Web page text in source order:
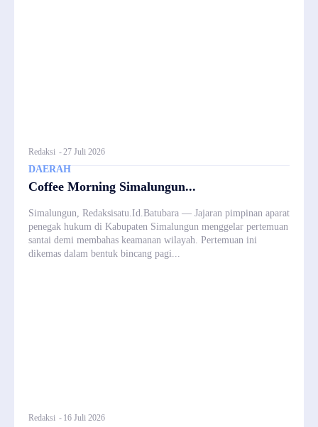
Redaksi -27 Juli 2026
DAERAH
Coffee Morning Simalungun...
Simalungun, Redaksisatu.Id.Batubara — Jajaran pimpinan aparat
penegak hukum di Kabupaten Simalungun menggelar pertemuan
santai demi membahas keamanan wilayah. Pertemuan ini
dikemas dalam bentuk bincang pagi...
Redaksi - 16 Juli 2026